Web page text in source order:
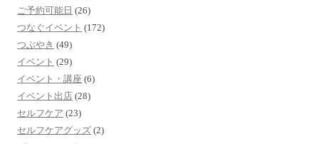
ご予約可能日 (26)
つなぐイベント (172)
つぶやき (49)
イベント (29)
イベント・講座 (6)
イベント出店 (28)
セルフケア (23)
セルフケアグッズ (2)